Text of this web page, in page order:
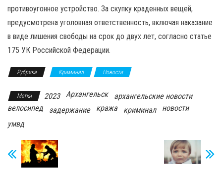
противоугонное устройство. За скупку краденных вещей,
предусмотрена уголовная ответственность, включая наказание
в виде лишения свободы на срок до двух лет, согласно статье
175 УК Российской Федерации.
Рубрика Криминал Новости
Метки 2023 Архангельск
архангельские новости
велосипед
задержание кража криминал
новости
умвд